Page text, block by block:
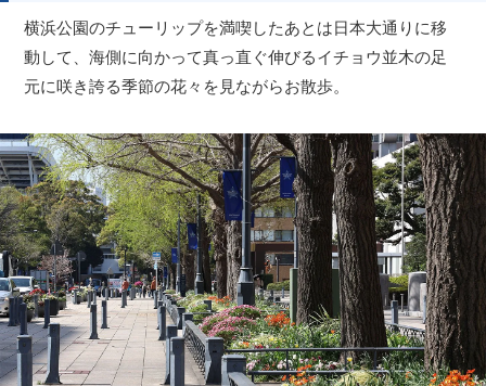
横浜公園のチューリップを満喫したあとは日本大通りに移
動して、海側に向かって真っ直ぐ伸びるイチョウ並木の足
元に咲き誇る季節の花々を見ながらお散歩。